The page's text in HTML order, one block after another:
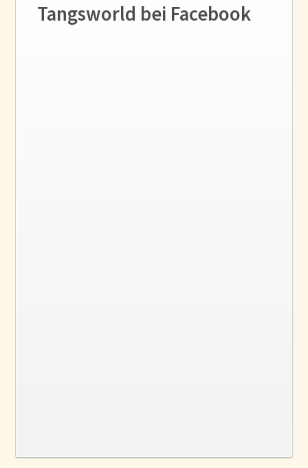
Tangsworld bei Facebook